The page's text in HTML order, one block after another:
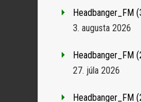
Headbanger_FM
3. augusta 2026
Headbanger_FM
27. júla 2026
Headbanger_FM